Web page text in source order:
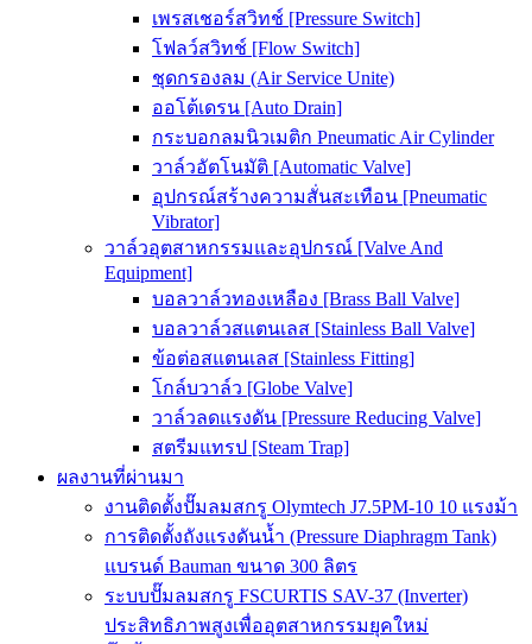
เพรสเชอร์สวิทช์ [Pressure Switch]
โฟลว์สวิทช์ [Flow Switch]
ชุดกรองลม (Air Service Unite)
ออโต้เดรน [Auto Drain]
กระบอกลมนิวเมติก Pneumatic Air Cylinder
วาล์วอัตโนมัติ [Automatic Valve]
อุปกรณ์สร้างความสั่นสะเทือน [Pneumatic
Vibrator]
วาล์วอุตสาหกรรมและอุปกรณ์ [Valve And
Equipment]
บอลวาล์วทองเหลือง [Brass Ball Valve]
บอลวาล์วสแตนเลส [Stainless Ball Valve]
ข้อต่อสแตนเลส [Stainless Fitting]
โกล์บวาล์ว [Globe Valve]
วาล์วลดแรงดัน [Pressure Reducing Valve]
สตรีมแทรป [Steam Trap]
ผลงานที่ผ่านมา
งานติดตั้งปั๊มลมสกรู Olymtech J7.5PM-10 10 แรงม้า
การติดตั้งถังแรงดันน้ำ (Pressure Diaphragm Tank)
แบรนด์ Bauman ขนาด 300 ลิตร
ระบบปั๊มลมสกรู FSCURTIS SAV-37 (Inverter)
ประสิทธิภาพสูงเพื่ออุตสาหกรรมยุคใหม่